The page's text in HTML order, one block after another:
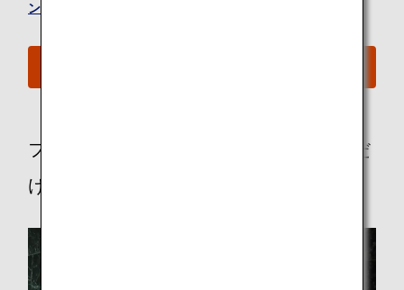
ンラインチェックイン
ファーストクラスのお客様にご利用いただ
けるさらなる特典